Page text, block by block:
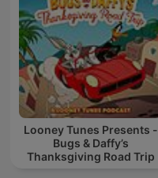
Looney Tunes Presents -
Bugs & Daffy’s
Thanksgiving Road Trip